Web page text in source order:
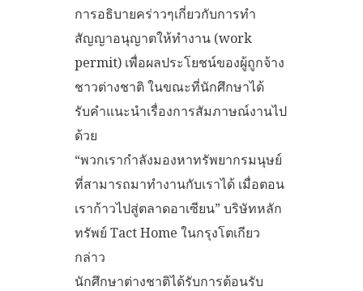
การอธิบายคร่าวๆเกี่ยวกับการทำ
สัญญาอนุญาตให้ทำงาน (work
permit) เพื่อผลประโยชน์ของผู้ถูกจ้าง
ชาวต่างชาติ ในขณะที่นักศึกษาได้
รับคำแนะนำเรื่องการสัมภาษณ์งานไป
ด้วย
“พวกเรากำลังมองหาทรัพยากรมนุษย์
ที่สามารถมาทำงานกับเราได้ เมื่อตอน
เราก้าวไปสู่ตลาดอาเซียน” บริษัทหลัก
ทรัพย์ Tact Home ในกรุงโตเกียว
กล่าว
นักศึกษาต่างชาติได้รับการต้อนรับ